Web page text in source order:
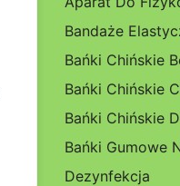
Bandaże
Bańki Chińskie
Bańki Chińskie
Bańki Chińskie
Bańki Gumowe
Dezynfekcja